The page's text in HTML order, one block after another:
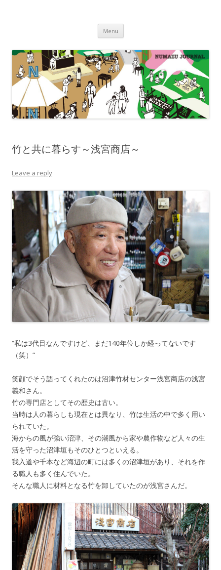
Menu Skip to content
竹と共に暮らす～浅宮商店～
Leave a reply
“私は3代目なんですけど、まだ140年位しか経ってないです
（笑）”
笑顔でそう語ってくれたのは沼津竹材センター浅宮商店の浅宮
義和さん。
竹の専門店としてその歴史は古い。
当時は人の暮らしも現在とは異なり、竹は生活の中で多く用い
られていた。
海からの風が強い沼津、その潮風から家や農作物など人々の生
活を守った沼津垣もそのひとつといえる。
我入道や千本など海辺の町には多くの沼津垣があり、それを作
る職人も多く住んでいた。
そんな職人に材料となる竹を卸していたのが浅宮さんだ。